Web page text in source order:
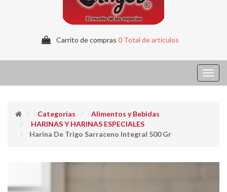
Carrito de compras 0 Total de artículos
Categorías
Alimentos y Bebidas
HARINAS Y HARINAS ESPECIALES
Harina De Trigo Sarraceno Integral 500 Gr